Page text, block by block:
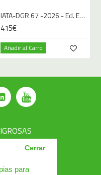
para
Cerrar
IATA-DGR 67 -2026 - Ed. Español | Libro
415€
Añadir al Carro